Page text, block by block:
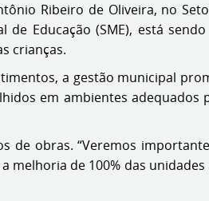
Ribeiro de Oliveira, no
Educação (SME), está
crianças.
a gestão municipal
em ambientes adequados
de obras. “Veremos
melhoria de 100% das